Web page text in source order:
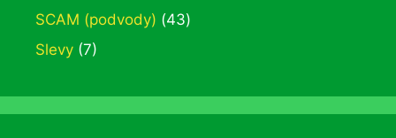
SCAM (podvody) (43)
Slevy (7)